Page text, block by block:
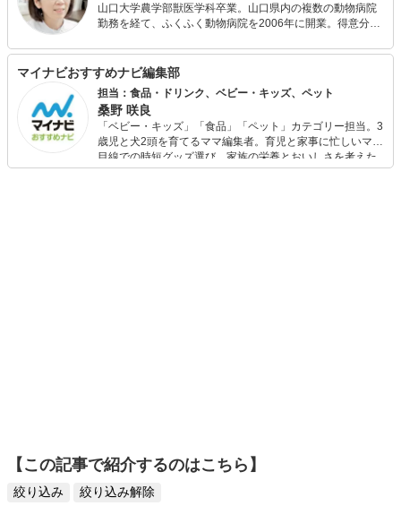
山口大学農学部獣医学科卒業。山口県内の複数の動物病院
勤務を経て、ふくふく動物病院を2006年に開業。得意分野
目指していきます。飼い主さまのお話をしっかり伺い、飼
い主さまと協力し合いながら治療を進めていくように心が
けています。飼い主さまとペットの笑顔につながる診療を
心がけています。
マイナビおすすめナビ編集部
担当：食品・ドリンク、ベビー・キッズ、ペット
桑野 咲良
「ベビー・キッズ」「食品」「ペット」カテゴリー担当。3
歳児と犬2頭を育てるママ編集者。育児と家事に忙しいママ
目線での時短グッズ選び、家族の栄養とおいしさを考えた
食品選び、束の間のリラックスタイムを楽しむためのスイ
【この記事で紹介するのはこちら】
絞り込み
絞り込み解除